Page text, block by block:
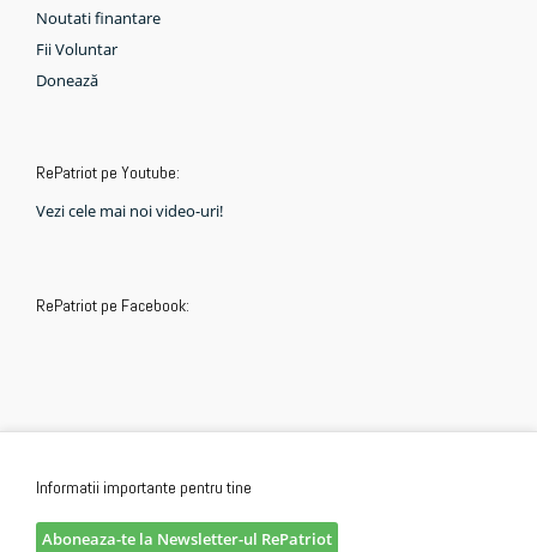
Noutati finantare
Fii Voluntar
Donează
RePatriot pe Youtube:
Vezi cele mai noi video-uri!
RePatriot pe Facebook:
Informatii importante pentru tine
Aboneaza-te la Newsletter-ul RePatriot